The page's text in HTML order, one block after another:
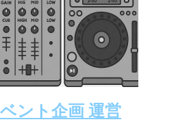
ント企画 運営